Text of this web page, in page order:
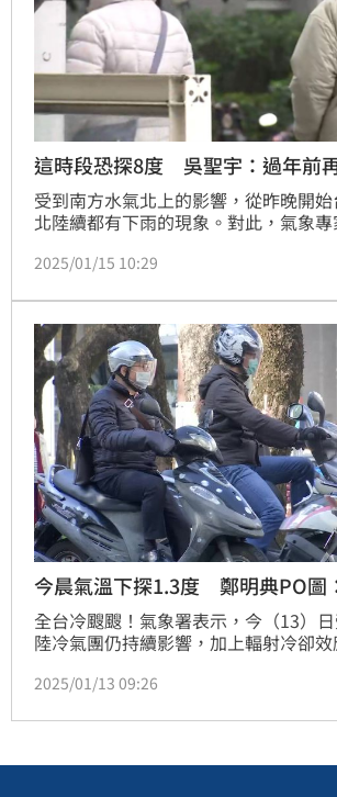
這時段恐探8度 吳聖宇：過年前
受到南方水氣北上的影響，從昨晚開
北陸續都有下雨的現象。對此，氣象
天氣型態會轉為乾冷型，降雨明顯減少
能有8-10度低溫發生的機會，高屏、
也可能降到11-13度左右，市區的溫度
台北市的低溫大致會維持在12-14度間
2025/01/15 10:29
今晨氣溫下探1.3度 鄭明典PO圖
全台冷颼颼！氣象署表示，今（13）
陸冷氣團仍持續影響，加上輻射冷卻
入冬新低溫。對此，前氣象局長鄭明典
2025/01/13 09:26